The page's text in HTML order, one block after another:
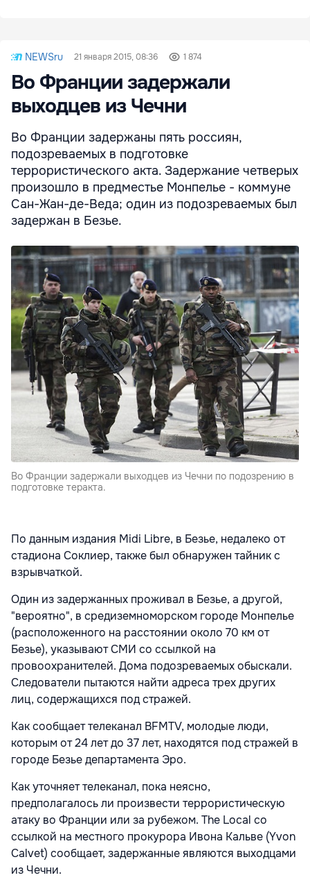
NEWSru 21 января 2015, 08:36 1 874
Во Франции задержали
выходцев из Чечни
Во Франции задержаны пять россиян,
подозреваемых в подготовке
террористического акта. Задержание четверых
произошло в предместье Монпелье - коммуне
Сан-Жан-де-Веда; один из подозреваемых был
задержан в Безье.
Во Франции задержали выходцев из Чечни по подозрению в
подготовке теракта.
По данным издания Midi Libre, в Безье, недалеко от
стадиона Соклиер, также был обнаружен тайник с
взрывчаткой.
Один из задержанных проживал в Безье, а другой,
"вероятно", в средиземноморском городе Монпелье
(расположенного на расстоянии около 70 км от
Безье), указывают СМИ со ссылкой на
провоохранителей. Дома подозреваемых обыскали.
Следователи пытаются найти адреса трех других
лиц, содержащихся под стражей.
Как сообщает телеканал BFMTV, молодые люди,
которым от 24 лет до 37 лет, находятся под стражей в
городе Безье департамента Эро.
Как уточняет телеканал, пока неясно,
предполагалось ли произвести террористическую
атаку во Франции или за рубежом. The Local со
ссылкой на местного прокурора Ивона Кальве (Yvon
Calvet) сообщает, задержанные являются выходцами
из Чечни.